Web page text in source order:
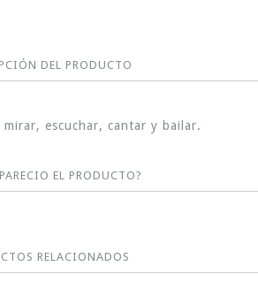
DEL PRODUCTO
escuchar, cantar y bailar.
EL PRODUCTO?
RELACIONADOS